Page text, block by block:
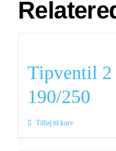
Tipventil
190/250
Tilføj til kurv